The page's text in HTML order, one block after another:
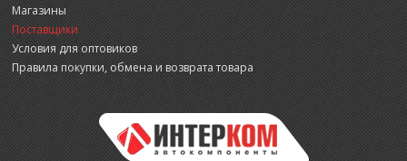
Магазины
Поставщики
Условия для оптовиков
Правила покупки, обмена и возврата товара